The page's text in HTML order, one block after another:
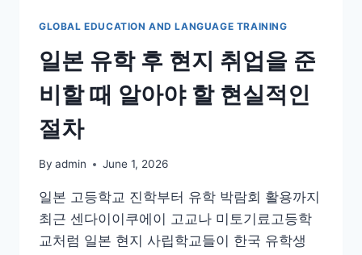
GLOBAL EDUCATION AND LANGUAGE TRAINING
일본 유학 후 현지 취업을 준
비할 때 알아야 할 현실적인
절차
By admin June 1, 2026
일본 고등학교 진학부터 유학 박람회 활용까지
최근 센다이이쿠에이 고교나 미토기료고등학
교처럼 일본 현지 사립학교들이 한국 유학생